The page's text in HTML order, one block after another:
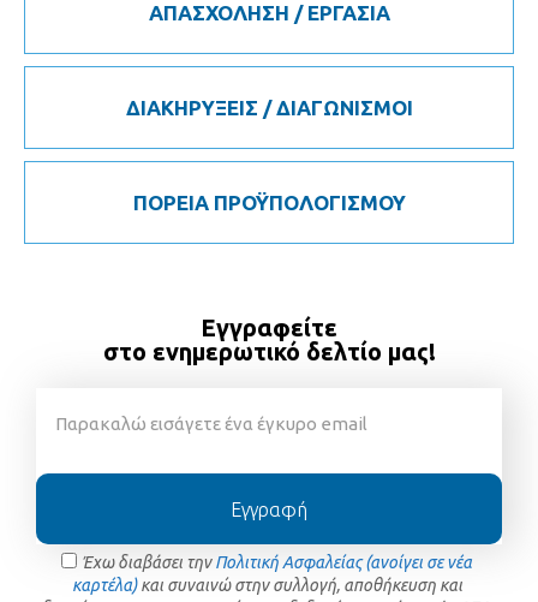
ΑΠΑΣΧΟΛΗΣΗ / ΕΡΓΑΣΙΑ
ΔΙΑΚΗΡΥΞΕΙΣ / ΔΙΑΓΩΝΙΣΜΟΙ
ΠΟΡΕΙΑ ΠΡΟΫΠΟΛΟΓΙΣΜΟΥ
Εγγραφείτε
στο ενημερωτικό δελτίο μας!
Έχω διαβάσει τηνΠολιτική Ασφαλείας (ανοίγει σε νέα
καρτέλα)και συναινώ στην συλλογή, αποθήκευση και
Εγγραφή